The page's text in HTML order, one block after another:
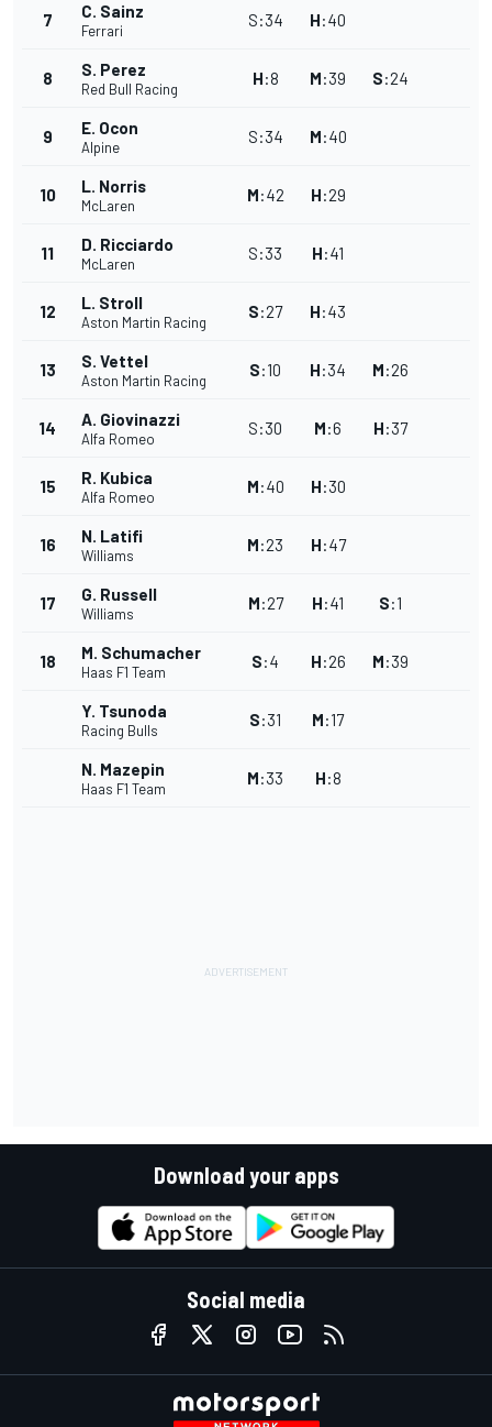
7 C. Sainz
Ferrari
S:34 H:40
8 S. Perez
Red Bull Racing
H:8 M:39 S:24
9 E. Ocon
Alpine
S:34 M:40
10 L. Norris
McLaren
M:42 H:29
11 D. Ricciardo
McLaren
S:33 H:41
12 L. Stroll
Aston Martin Racing
S:27 H:43
13 S. Vettel
Aston Martin Racing
S:10 H:34 M:26
14 A. Giovinazzi
Alfa Romeo
S:30 M:6 H:37
15 R. Kubica
Alfa Romeo
M:40 H:30
16 N. Latifi
Williams
M:23 H:47
17 G. Russell
Williams
M:27 H:41 S:1
18 M. Schumacher
Haas F1 Team
S:4 H:26 M:39
Y. Tsunoda
Racing Bulls
S:31 M:17
N. Mazepin
Haas F1 Team
M:33 H:8
Download your apps
Social media